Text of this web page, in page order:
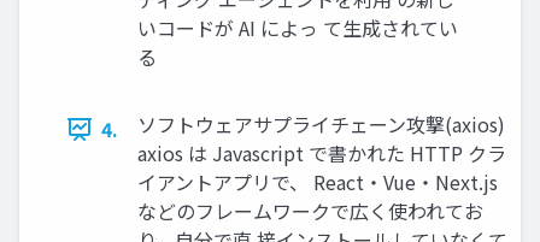
いコードが AI によっ て生成されてい
る
4.
ソフトウェアサプライチェーン攻撃(axios)
axios は Javascript で書かれた HTTP クラ
イアントアプリで、 React・Vue・Next.js
などのフレームワークで広く使われてお